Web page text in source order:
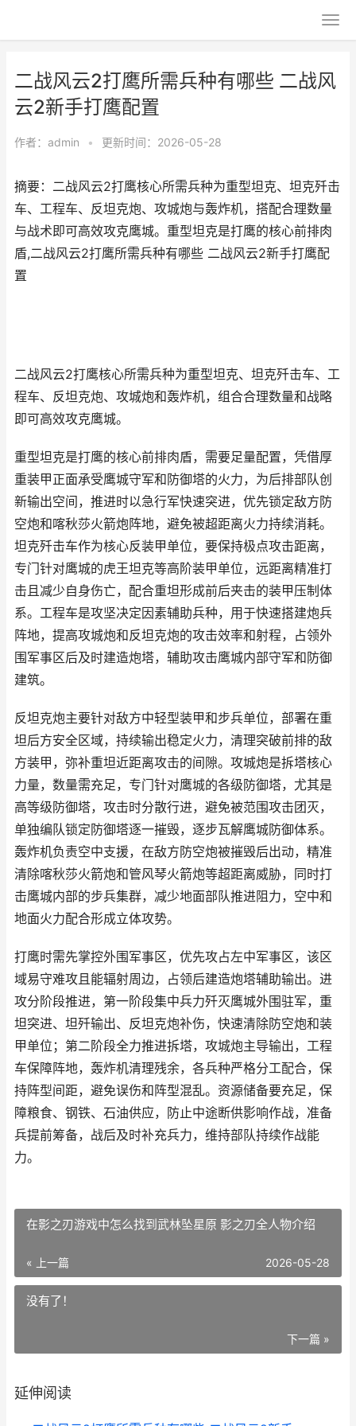
二战风云2打鹰所需兵种有哪些 二战风
云2新手打鹰配置
作者： admin • 更新时间：2026-05-28
摘要：二战风云2打鹰核心所需兵种为重型坦克、坦克歼击
车、工程车、反坦克炮、攻城炮与轰炸机，搭配合理数量
与战术即可高效攻克鹰城。重型坦克是打鹰的核心前排肉
盾,二战风云2打鹰所需兵种有哪些 二战风云2新手打鹰配
置
二战风云2打鹰核心所需兵种为重型坦克、坦克歼击车、工
程车、反坦克炮、攻城炮和轰炸机，组合合理数量和战略
即可高效攻克鹰城。
重型坦克是打鹰的核心前排肉盾，需要足量配置，凭借厚
重装甲正面承受鹰城守军和防御塔的火力，为后排部队创
新输出空间，推进时以急行军快速突进，优先锁定敌方防
空炮和喀秋莎火箭炮阵地，避免被超距离火力持续消耗。
坦克歼击车作为核心反装甲单位，要保持极点攻击距离，
专门针对鹰城的虎王坦克等高阶装甲单位，远距离精准打
击且减少自身伤亡，配合重坦形成前后夹击的装甲压制体
系。工程车是攻坚决定因素辅助兵种，用于快速搭建炮兵
阵地，提高攻城炮和反坦克炮的攻击效率和射程，占领外
围军事区后及时建造炮塔，辅助攻击鹰城内部守军和防御
建筑。
反坦克炮主要针对敌方中轻型装甲和步兵单位，部署在重
坦后方安全区域，持续输出稳定火力，清理突破前排的敌
方装甲，弥补重坦近距离攻击的间隙。攻城炮是拆塔核心
力量，数量需充足，专门针对鹰城的各级防御塔，尤其是
高等级防御塔，攻击时分散行进，避免被范围攻击团灭，
单独编队锁定防御塔逐一摧毁，逐步瓦解鹰城防御体系。
轰炸机负责空中支援，在敌方防空炮被摧毁后出动，精准
清除喀秋莎火箭炮和管风琴火箭炮等超距离威胁，同时打
击鹰城内部的步兵集群，减少地面部队推进阻力，空中和
地面火力配合形成立体攻势。
打鹰时需先掌控外围军事区，优先攻占左中军事区，该区
域易守难攻且能辐射周边，占领后建造炮塔辅助输出。进
攻分阶段推进，第一阶段集中兵力歼灭鹰城外围驻军，重
坦突进、坦歼输出、反坦克炮补伤，快速清除防空炮和装
甲单位；第二阶段全力推进拆塔，攻城炮主导输出，工程
车保障阵地，轰炸机清理残余，各兵种严格分工配合，保
持阵型间距，避免误伤和阵型混乱。资源储备要充足，保
障粮食、钢铁、石油供应，防止中途断供影响作战，准备
兵提前筹备，战后及时补充兵力，维持部队持续作战能
力。
在影之刃游戏中怎么找到武林坠星原 影之刃全人物介绍
« 上一篇 2026-05-28
没有了！
下一篇 »
延伸阅读